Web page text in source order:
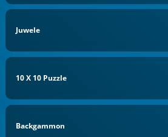
Juwele
10 X 10 Puzzle
Backgammon